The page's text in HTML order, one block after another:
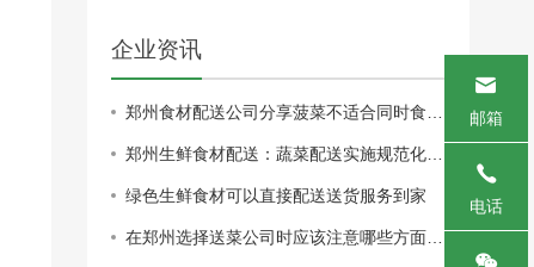
企业资讯
绿色生鲜食材可以直接配送送货服务到家
邮箱
电话